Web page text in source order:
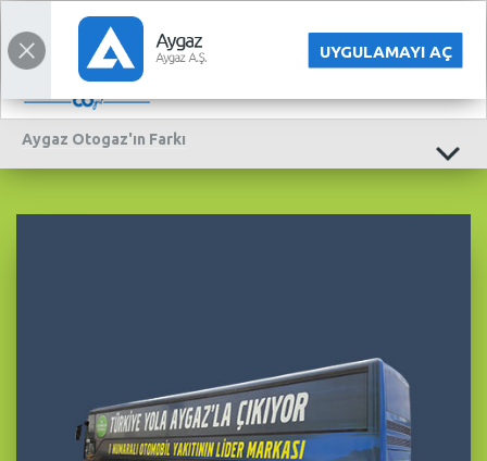
UYGULAMAYI AÇ
YATIRIMCI İLİŞKİLERİ
Aygaz Otogaz'ın Farkı